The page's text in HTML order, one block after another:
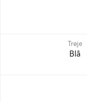
Trøje
Blå